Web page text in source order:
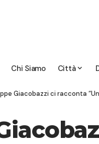
Chi Siamo Città
Giacobazzi ci racconta “Un